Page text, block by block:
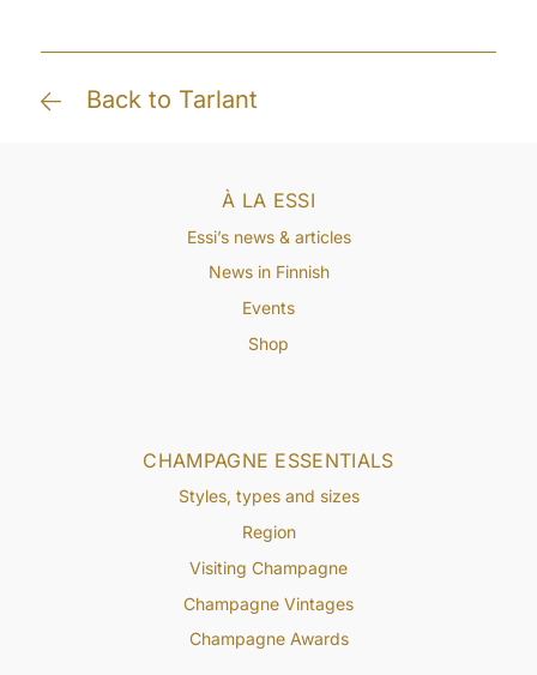
Back to Tarlant
CHAMPAGNE ESSENTIALS
Styles, types and sizes
Region
Visiting Champagne
Champagne Vintages
Champagne Awards
À LA ESSI
Essi’s news & articles
News in Finnish
Events
Shop